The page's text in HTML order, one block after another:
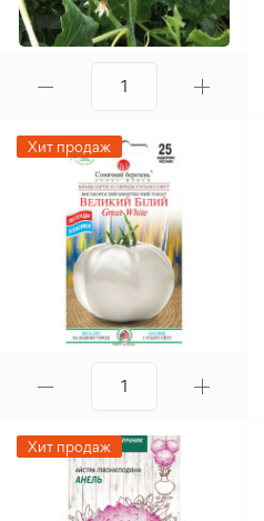
Хит продаж
Хит продаж